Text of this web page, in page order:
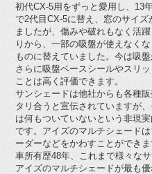
初代CX-5用をずっと愛用し、13
で2代目CX-5に替え、窓のサイ
ましたが、傷みや破れもなく活
りから、一部の吸盤が使えなく
ものに替えていました。今は吸
さらに吸盤ベースシールやスリ
ことは高く評価できます。
サンシェードは他社からも各種
タリ合うと宣伝されていますが
は何もついていないという非現
です。アイズのマルチシェード
ーダーなどをかわすことができま
車所有歴48年、これまで様々な
アイズのマルチシェードが最も優